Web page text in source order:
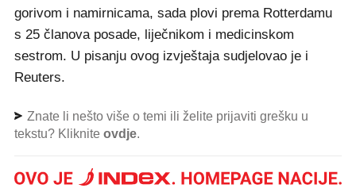
gorivom i namirnicama, sada plovi prema Rotterdamu
s 25 članova posade, liječnikom i medicinskom
sestrom. U pisanju ovog izvještaja sudjelovao je i
Reuters.
Znate li nešto više o temi ili želite prijaviti grešku u
tekstu? Kliknite ovdje.